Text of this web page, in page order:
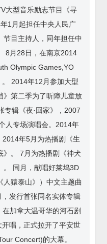
大型音乐励志节目《寻
1月起担任中央人民广
目主持人，同年担任中
8月28日，在南京2014
Olympic Games,YO
2014年12月参加大型
》第二季为了听障儿童放
专辑《夜·回家》，2007
人专场演唱会。2014年
年5月为热播剧《生
》。 7月为热播剧《神犬
。 同月，献唱好莱坞3D
猿泰山》）中文主题曲
，发行首张同名实体专辑
在加拿大温哥华的河石剧
唱，正式拉开了平安世
Concert)的大幕。